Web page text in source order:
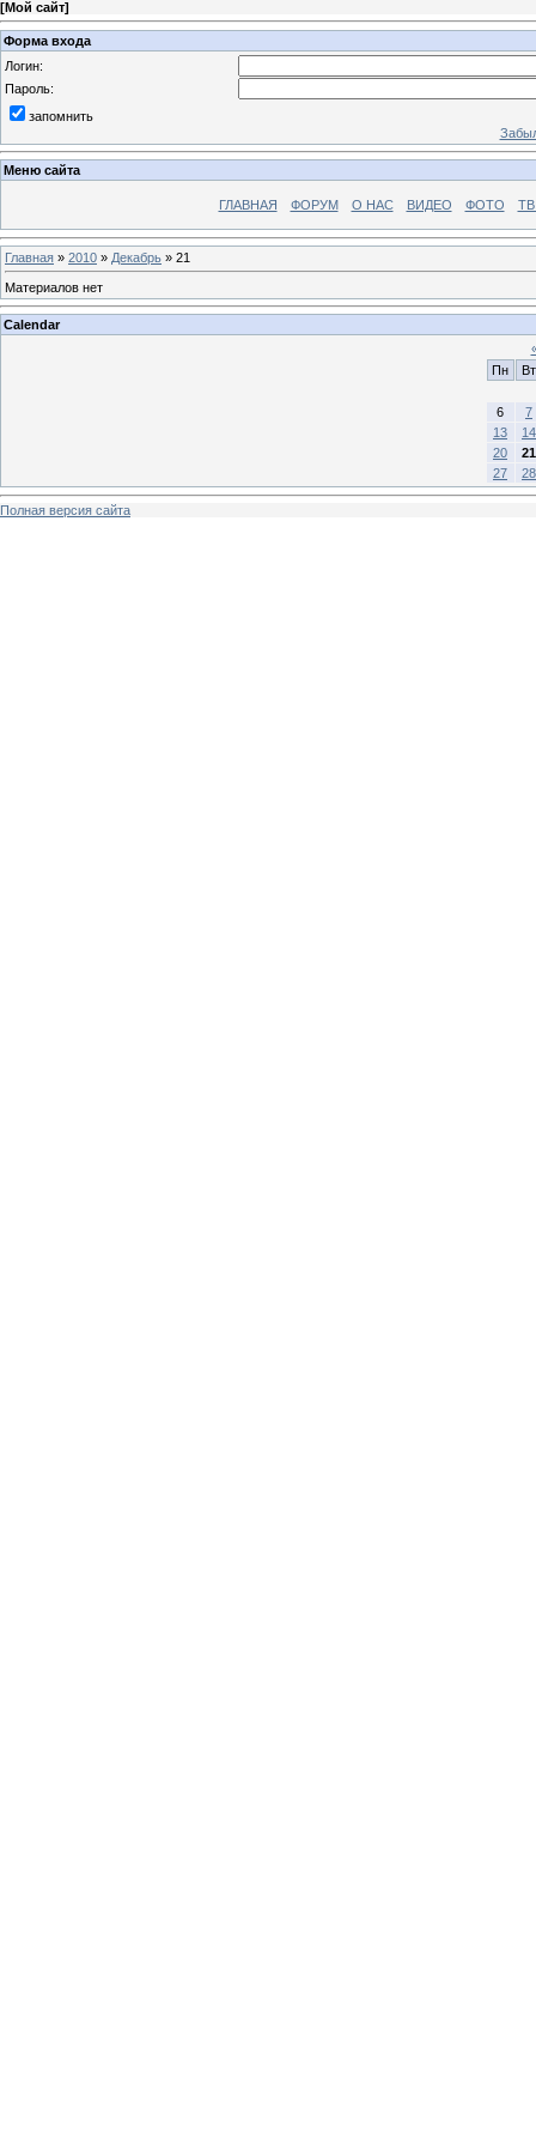
[Мой сайт]
Форма входа
Логин:
Пароль:
запомнить
Меню сайта
ГЛАВНАЯ ФОРУМ О НАС ВИДЕО ФОТО ТВ
Главная » 2010 » Декабрь » 21
Материалов нет
Calendar
Пн
Вт
6
7
13
14
20
21
27
28
Полная версия сайта